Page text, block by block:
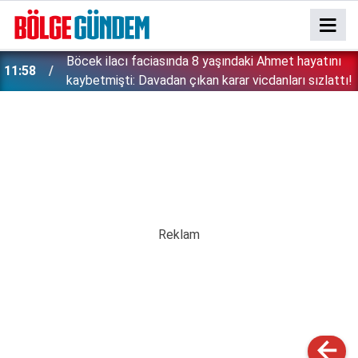
11:58
Böcek ilacı faciasında 8 yaşındaki Ahmet hayatını
11:42
''Çözülmemiş dosya kalmayacak'' demişti: Bakan
Gürlek şüpheli 2 çocuğun ölümünü mercek altına